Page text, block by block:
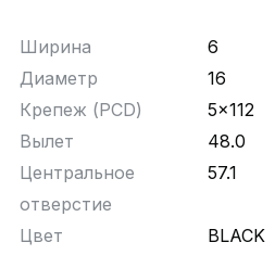
Ширина
6
Диаметр
16
Крепеж (PCD)
5x112
Вылет
48.0
Центральное
отверстие
57.1
Цвет
BLACK